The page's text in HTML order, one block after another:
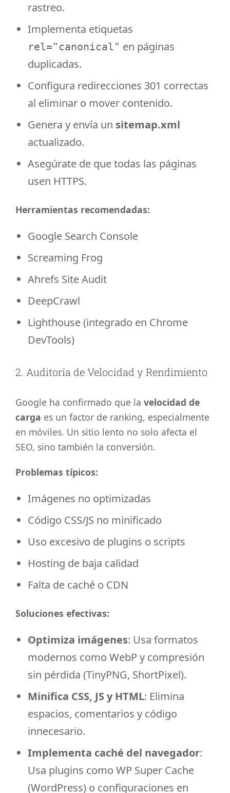
rastreo.
Implementa etiquetas
rel="canonical" en páginas
duplicadas.
Configura redirecciones 301 correctas
al eliminar o mover contenido.
Genera y envía un sitemap.xml
actualizado.
Asegúrate de que todas las páginas
usen HTTPS.
Herramientas recomendadas:
Google Search Console
Screaming Frog
Ahrefs Site Audit
DeepCrawl
Lighthouse (integrado en Chrome
DevTools)
2. Auditoría de Velocidad y Rendimiento
Google ha confirmado que la velocidad de
carga es un factor de ranking, especialmente
en móviles. Un sitio lento no solo afecta el
SEO, sino también la conversión.
Problemas típicos:
Imágenes no optimizadas
Código CSS/JS no minificado
Uso excesivo de plugins o scripts
Hosting de baja calidad
Falta de caché o CDN
Soluciones efectivas:
Optimiza imágenes: Usa formatos
modernos como WebP y compresión
sin pérdida (TinyPNG, ShortPixel).
Minifica CSS, JS y HTML: Elimina
espacios, comentarios y código
innecesario.
Implementa caché del navegador:
Usa plugins como WP Super Cache
(WordPress) o configuraciones en